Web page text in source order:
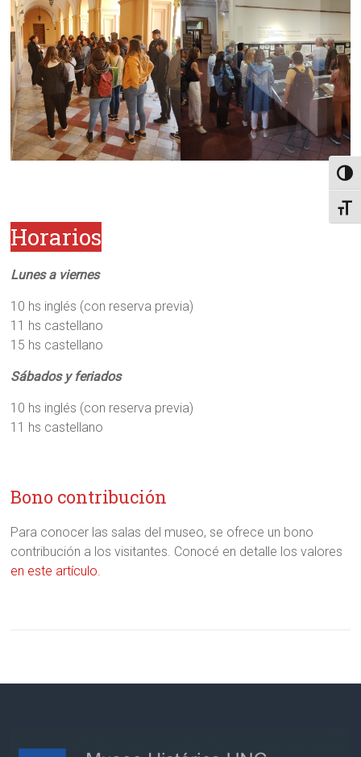
Horarios
Lunes a viernes
10 hs inglés (con reserva previa)
11 hs castellano
15 hs castellano
Sábados y feriados
10 hs inglés (con reserva previa)
11 hs castellano
Bono contribución
Para conocer las salas del museo, se ofrece un bono
contribución a los visitantes. Conocé en detalle los valores
en este artículo.